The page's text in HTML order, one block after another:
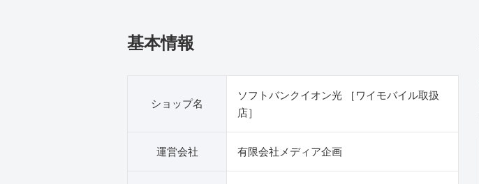
基本情報
ショップ名
ソフトバンクイオン光 ［ワイモバイル取扱
店］
運営会社 有限会社メディア企画